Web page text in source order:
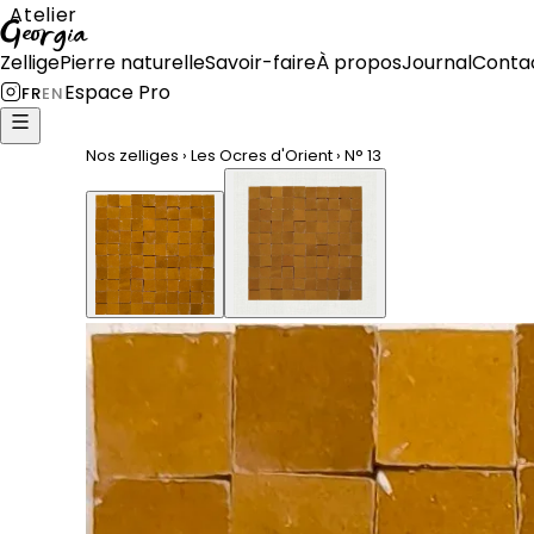
Atelier
Georgia
ZelligePierre naturelleSavoir-faireÀ proposJournal
FRENEspace Pro
Nos zelliges › Les Ocres d'Orient › N° 13